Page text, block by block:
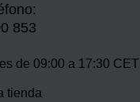
853
de 09:00 a 17:30 CET
tienda